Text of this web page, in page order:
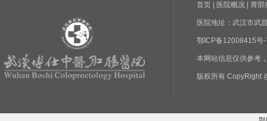
首页 医院概况 胃部
医院地址：武汉市武
鄂ICP备12008415号
本网站信息仅供参考
版权所有 CopyRight